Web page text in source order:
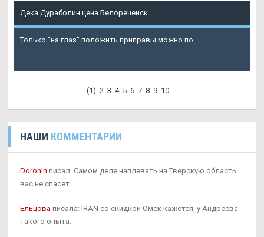
Дека Дураболин цена Белореченск
Только "на глаз" положить приправы можно по ...
(1) 2 3 4 5 6 7 8 9 10 ...
НАШИ КОММЕНТАРИИ
Doronin писал: Самом деле наплевать на Тверскую область
вас не спасет.
Ельцова писала: IRAN со скидкой Омск кажется, у Андреева
такого опыта.